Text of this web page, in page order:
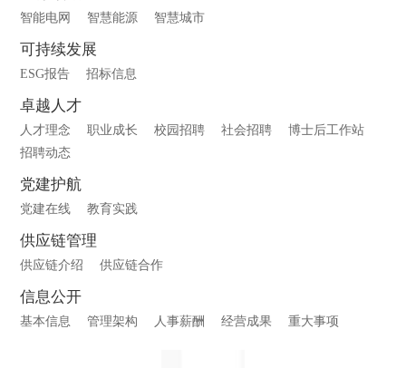
智能电网 智慧能源 智慧城市
可持续发展
ESG报告 招标信息
卓越人才
人才理念 职业成长 校园招聘 社会招聘
博士后工作站
招聘动态
党建护航
党建在线 教育实践
供应链管理
供应链介绍 供应链合作
信息公开
基本信息 管理架构 人事薪酬 经营成果 重大事项